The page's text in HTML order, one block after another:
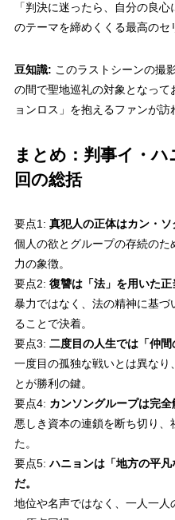
「判決に迷ったら、自分の良
のテーマを締めくくる最高のセ
豆知識: このラストシーンの撮
の間で聖地巡礼の対象となっ
ョンロス」を抱えるファンが訪
まとめ：判事イ・
回の総括
要点1: 真犯人の正体はカン・ソ
個人の欲とグループの存続の
力の象徴。
要点2: 復讐は「法」を用いた正
暴力ではなく、法の精神に基づ
ることで決着。
要点3: 二度目の人生では「仲間
一度目の孤独な戦いとは異なり
とが勝利の鍵。
要点4: カンソングループは完全
悪しき資本の連鎖を断ち切り
た。
要点5:ハニョンは「地方の平
だ。
地位や名声ではなく、一人一